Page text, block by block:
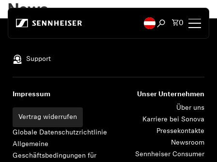
Suchfenster
Artikel im
0
Kopfhörer
Style
Verwendungszweck
Serie
News
Support
Impressum
Vertrag widerrufen
Globale Datenschutzrichtlinie
Allgemeine
Geschäftsbedingungen für
Unser Unternehmen
Über uns
Karriere bei Sonova
Pressekontakte
Newsroom
Sennheiser Consumer